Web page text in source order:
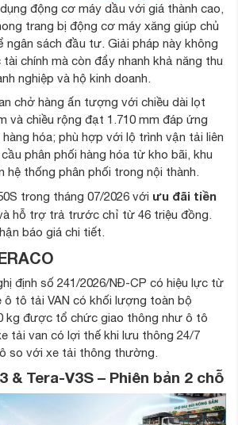
động cơ máy dầu với giá thành cao,
trang bị động cơ máy xăng giúp chủ
ngân sách đầu tư. Giải pháp này không
chính mà còn đẩy nhanh khả năng thu
nghiệp và hộ kinh doanh.
chở hàng ấn tượng với chiều dài lọt
và chiều rộng đạt 1.710 mm đáp ứng
hóa; phù hợp với lộ trình vận tải liên
phân phối hàng hóa từ kho bãi, khu
hệ thống phân phối trong nội thành.
trong tháng 07/2026 với ưu đãi tiền
hỗ trợ trả trước chỉ từ 46 triệu đồng.
báo giá chi tiết.
định số 241/2026/NĐ-CP có hiệu lực từ
ô tô tải VAN có khối lượng toàn bộ
kg được tổ chức giao thông như ô tô
tải van có lợi thế khi lưu thông 24/7
so với xe tải thông thường.
& Tera-V3S – Phiên bản 2 chỗ